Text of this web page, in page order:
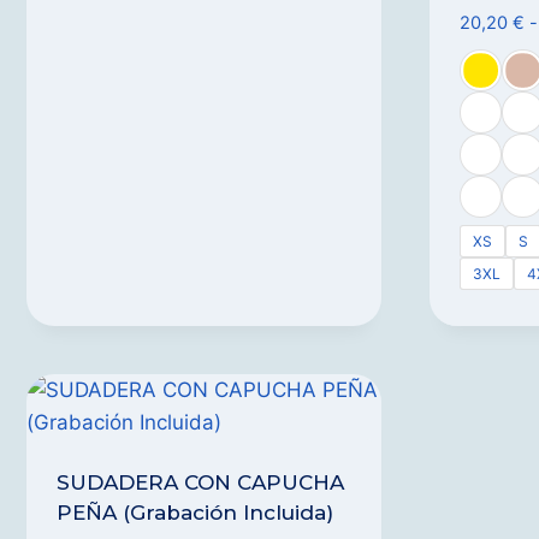
20,20 € -
XS S
3XL
SUDADERA CON CAPUCHA
PEÑA (Grabación Incluida)